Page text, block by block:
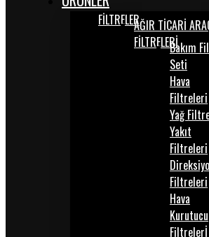
FİLTRELERAĞIR TİCARİ
FİLTRELERİBakım
Seti
Hava
Filtreleri
Yağ
Yakıt
Filtreleri
Filtreleri
Hava
Kurutucu
Filtrelerİ